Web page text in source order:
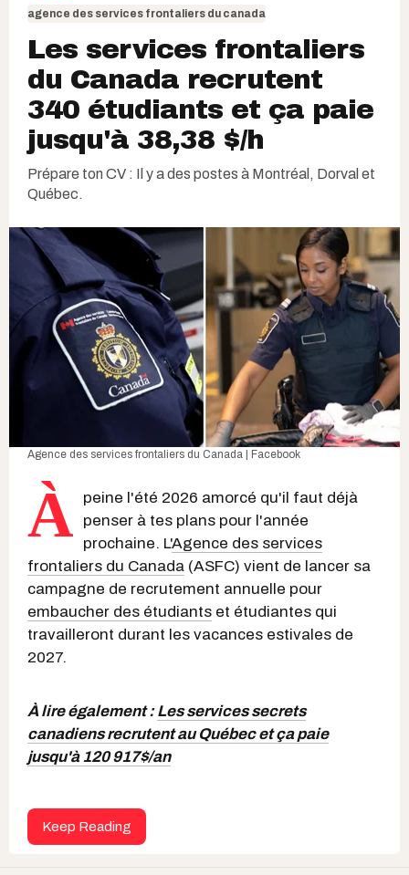
agence des services frontaliers du canada
Les services frontaliers
du Canada recrutent
340 étudiants et ça paie
jusqu'à 38,38 $/h
Prépare ton CV : Il y a des postes à Montréal, Dorval et
Québec.
Agence des services frontaliers du Canada | Facebook
À
peine l'été 2026 amorcé qu'il faut déjà
penser à tes plans pour l'année
prochaine. L'Agence des services
frontaliers du Canada (ASFC) vient de lancer sa
campagne de recrutement annuelle pour
embaucher des étudiants et étudiantes qui
travailleront durant les vacances estivales de
2027.
À lire également :Les services secrets
canadiens recrutent au Québec et ça paie
jusqu'à 120 917$/an
Keep Reading